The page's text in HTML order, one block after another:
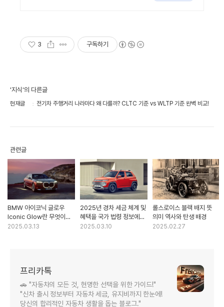
출고 선점하세요.
3 구독하기
'지식'의 다른글
현재글 전기차 주행거리 나라마다 왜 다를까? CLTC 기준 vs WLTP 기준 완벽 비교!
관련글
BMW 아이코닉 글로우
Iconic Glow란 무엇이고
특징은 뭔가요?<
2025.03.13
2025년 경차 세금 체계 및
혜택을 국가 법령 정보에
맞춰 정리했습니다.
2025.03.10
롤스로이스 블랙 배지 뜻
의미 역사와 탄생 배경
2025.02.27
프리카톡
🚗 "자동차의 모든 것, 현명한 선택을 위한 가이드!"
"신차 출시 정보부터 자동차 세금, 유지비까지 한눈에!
당신의 합리적인 자동차 생활을 돕는 블로그."